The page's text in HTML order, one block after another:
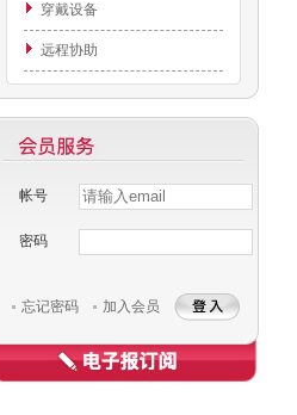
穿戴设备
远程协助
帐号
密码
忘记密码 加入会员